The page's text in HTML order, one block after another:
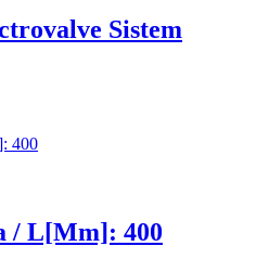
Sistem
/ L[Mm]: 400